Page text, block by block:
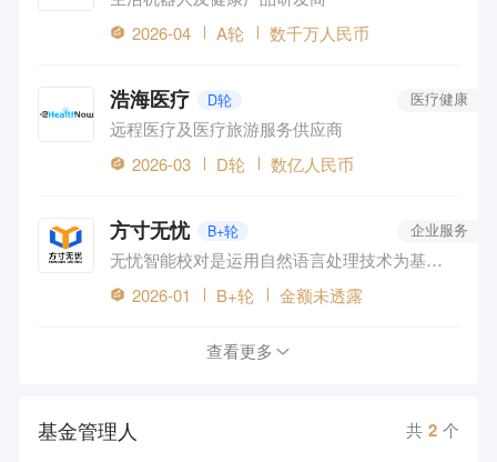
2026-04 A轮 数千万人民币
浩海医疗 D轮
远程医疗及医疗旅游服务供应商
医疗健康
2026-03 D轮 数亿人民币
方寸无忧 B+轮
无忧智能校对是运用自然语言处理技术为基础的内容安全纠错系统。
企业服务
2026-01 B+轮 金额未透露
查看更多
基金管理人 共 2 个